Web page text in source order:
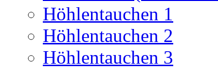
Höhlentauchen 1
Höhlentauchen 2
Höhlentauchen 3